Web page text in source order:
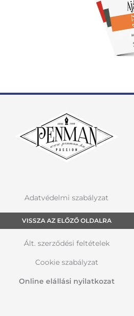
Adatvédelmi szabályzat
VISSZA AZ ELŐZŐ OLDALRA
Ált. szerződési feltételek
Cookie szabályzat
Online elállási nyilatkozat